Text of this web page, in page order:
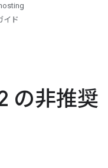
イド
の非推奨